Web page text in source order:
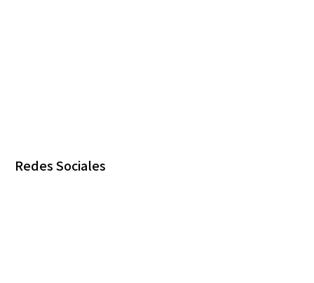
Redes Sociales